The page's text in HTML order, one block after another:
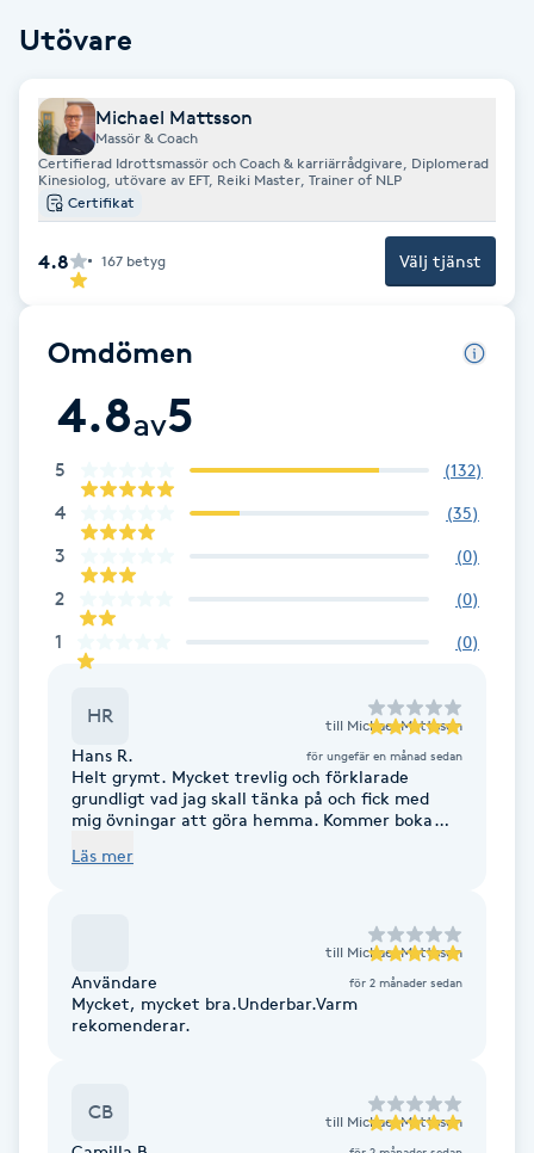
Damklippning
Dermapen
Diamantslipning
Enzympeeling
Extensions
Extensions borttagning
Eyeliner-tatuering
Face framing
Faceliftmassage
Fibromassage
Fotmassage
Utövare
Michael Mattsson
Massör & Coach
Certifierad Idrottsmassör och Coach & karriärrådgivare, Diplomerad
Kinesiolog, utövare av EFT, Reiki Master, Trainer of NLP
Certifikat
4.8 167 betyg Välj tjänst
Omdömen
4.8av5
5 (132)
4 (35)
3 (0)
2 (0)
1 (0)
HR till Michael Mattsson
Hans R. för ungefär en månad sedan
Helt grymt. Mycket trevlig och förklarade
grundligt vad jag skall tänka på och fick med
mig övningar att göra hemma. Kommer boka
Läs mer
till Michael Mattsson
Användare för 2 månader sedan
Mycket, mycket bra.Underbar.Varm
rekomenderar.
CB till Michael Mattsson